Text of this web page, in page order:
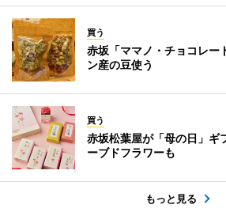
買う
赤坂「ママノ・チョコレ
ン産の豆使う
買う
赤坂松葉屋が「母の日」
ーブドフラワーも
もっと見る